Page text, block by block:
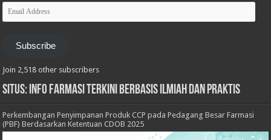
Email
Address
Subscribe
Join 2,518 other subscribers
Situs: Info Farmasi Terkini Berbasis Ilmiah dan Praktis
Perkembangan Penyimpanan Produk CCP pada Pedagang Besar Farmasi
(PBF) Berdasarkan Ketentuan CDOB 2025